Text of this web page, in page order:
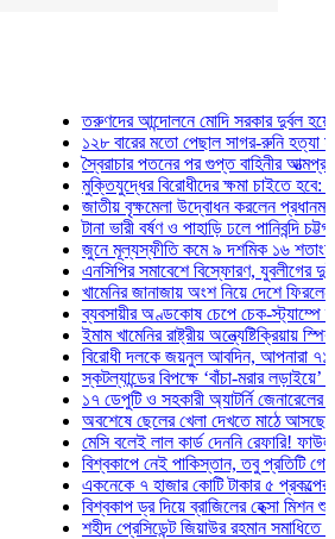
তরুণদের আন্দোলনে মোদি সরকার দুর্বল হয়েছে:
১২৮ বারের মতো পেছাল সাগর-রুনি হত্যা
স্বৈরাচার পতনের পর গুপ্ত বাহিনীর আত্মপ্রকাশ:
মুক্তিযুদ্ধের বিরোধীদের ক্ষমা চাইতে হবে:
জাতীয় বৃক্ষমেলা উদ্বোধন করলেন প্রধানমন্ত্রী
টানা ভারী বর্ষণ ও পাহাড়ি ঢলে পানিবন্দি চট্টগ্রামে
জুনে মূল্যস্ফীতি কমে ৯ দশমিক ১৬ শতাংশ
এনসিপির সমাবেশে বিস্ফোরণ, যুবলীগের দুই
খামেনির জানাজায় অংশ নিয়ে দেশে ফিরলেন
ব্যবসায়ীর অণ্ডকোষ চেপে চেক-স্ট্যাম্পে স্বাক্ষর
ইমাম খামেনির রাষ্ট্রীয় অন্ত্যেষ্টিক্রিয়ায়
বিরোধী দলকে জয়নুল আবদিন, আপনারা ৭১ সালে
স্কটল্যান্ডের বিপক্ষে ‘বাঁচা-মরার লড়াইয়ে’ মাঠে
১৭ ডেপুটি ও সহকারী অ্যাটর্নি জেনারেলের পদত্যাগ
অবশেষে ছেলের খেলা দেখতে মাঠে আসছেন
মেসি বলেই লাল কার্ড দেননি রেফারি! ফাউল নিয়ে
বিশ্বকাপে নেই পাকিস্তান, তবু প্রতিটি গোলে
একনেকে ৭ হাজার কোটি টাকার ৫ প্রকল্পের
বিশ্বকাপ ড্র দিয়ে ব্রাজিলের হেক্সা মিশন শুরু
শহীদ প্রেসিডেন্ট জিয়াউর রহমান সমাধিতে